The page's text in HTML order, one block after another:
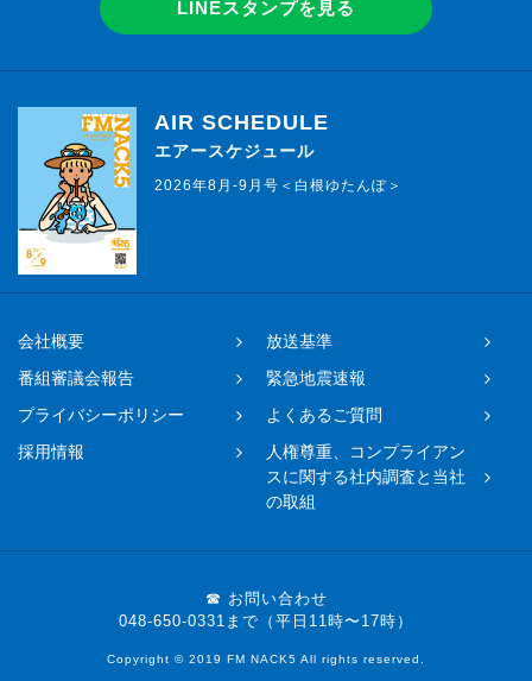
LINEスタンプを見る
AIR SCHEDULE
エアースケジュール
2026年8月-9月号＜白根ゆたんぽ＞
会社概要
放送基準
番組審議会報告
緊急地震速報
プライバシーポリシー
よくあるご質問
採用情報
人権尊重、コンプライアン
スに関する社内調査と当社
の取組
☎ お問い合わせ
048-650-0331まで（平日11時〜17時）
Copyright © 2019 FM NACK5 All rights reserved.